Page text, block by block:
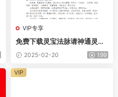
VIP专享
免费下载灵宝法脉请神通灵法
电子版
2025-02-20 199
VIP